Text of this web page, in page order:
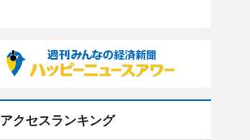
アクセスランキング